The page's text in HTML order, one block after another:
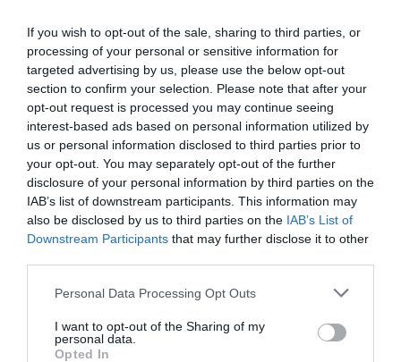
If you wish to opt-out of the sale, sharing to third parties, or
processing of your personal or sensitive information for
targeted advertising by us, please use the below opt-out
section to confirm your selection. Please note that after your
opt-out request is processed you may continue seeing
interest-based ads based on personal information utilized by
us or personal information disclosed to third parties prior to
your opt-out. You may separately opt-out of the further
disclosure of your personal information by third parties on the
IAB’s list of downstream participants. This information may
also be disclosed by us to third parties on the IAB’s List of
Downstream Participants that may further disclose it to other
Personal Data Processing Opt Outs
I want to opt-out of the Sharing of my
personal data.
Opted In